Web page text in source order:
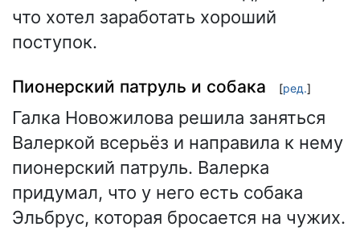
что хотел заработать хороший
поступок.
Пионерский патруль и собака [ред.]
Галка Новожилова решила заняться
Валеркой всерьёз и направила к нему
пионерский патруль. Валерка
придумал, что у него есть собака
Эльбрус, которая бросается на чужих.